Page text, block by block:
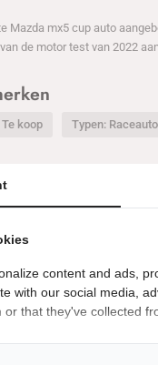
Mazda mx5 cup auto
de motor test van 2022
koop Typen: Raceauto
MEER
Te
content and ads,
with our social media,
that they've collected